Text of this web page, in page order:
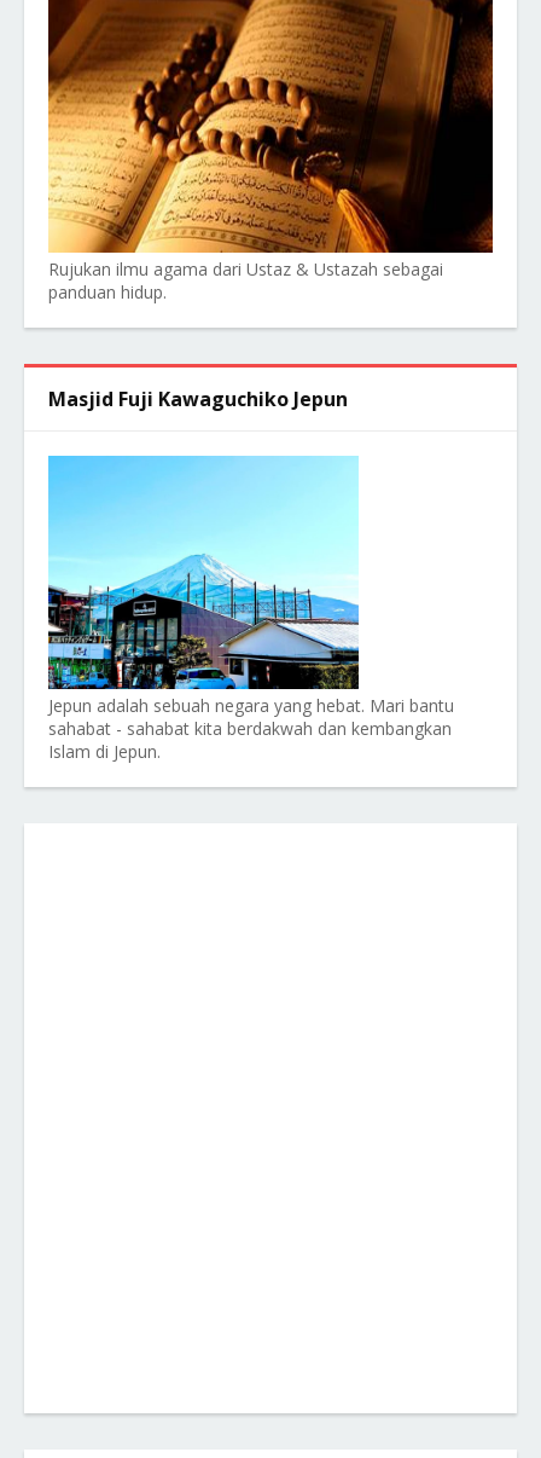
Rujukan ilmu agama dari Ustaz & Ustazah sebagai
panduan hidup.
Masjid Fuji Kawaguchiko Jepun
Jepun adalah sebuah negara yang hebat. Mari bantu
sahabat - sahabat kita berdakwah dan kembangkan
Islam di Jepun.